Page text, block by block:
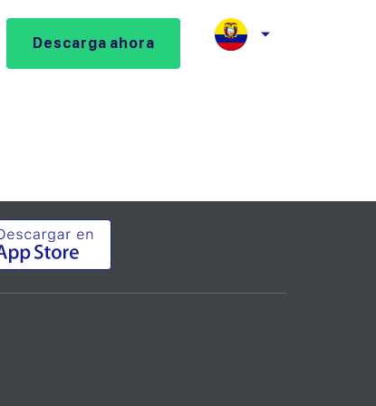
Descarga ahora